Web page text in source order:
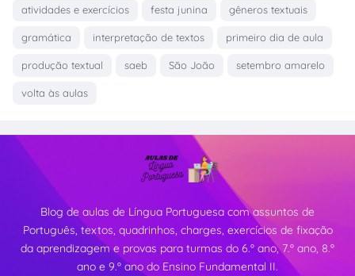
atividades e exercícios festa junina gêneros textuais
gramática interpretação de textos primeiro dia de aula
produção textual saeb São João setembro amarelo
volta às aulas
Blog de aulas de Língua Portuguesa com assuntos de
Português, textos, quadrinhos, charges, exercícios de fixação
da aprendizagem e provas para turmas do 6.º ano, 7.º ano, 8.º
ano e 9.º ano do Ensino Fundamental II.